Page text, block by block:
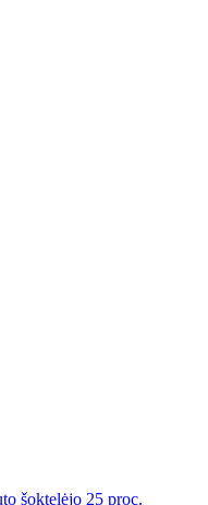
šoktelėjo 25 proc.